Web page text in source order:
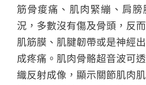
筋骨痠痛、肌肉緊繃、肩膀
況，多數沒有傷及骨頭，反
肌筋膜、肌腱韌帶或是神經
成疼痛。肌肉骨骼超音波可
織反射成像，顯示關節肌肉